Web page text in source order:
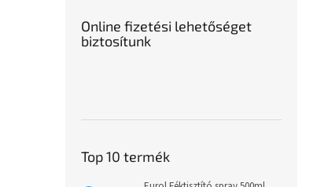
Online fizetési lehetőséget
biztosítunk
Top 10 termék